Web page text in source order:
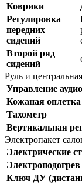
Коврики
Регулировка
передних
сидений
Второй ряд
сидений
Руль и
Управление
Кожаная оплетка
Тахометр
Вертикальная
Электропакет
Электрические
Ключ ДУ